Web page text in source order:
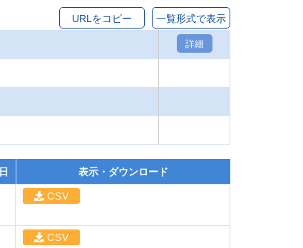
URLをコピー 一覧形式で表示
詳細
表示・ダウンロード
CSV
CSV